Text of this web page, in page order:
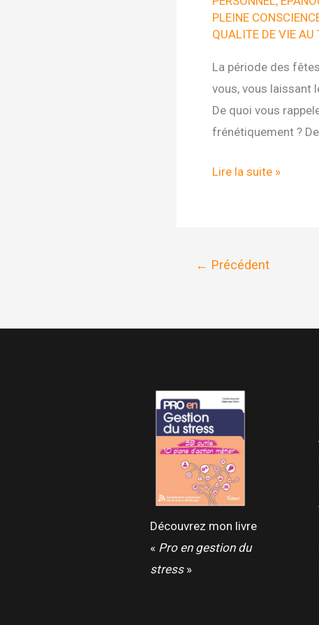
PLEINE
QUALITE DE VIE AU
La période des
vous, vous laissant
De quoi vous
frénétiquement ?
Happiness
un
Lire la suite »
← Précédent
Découvrez mon livre
« Pro en gestion du
stress»